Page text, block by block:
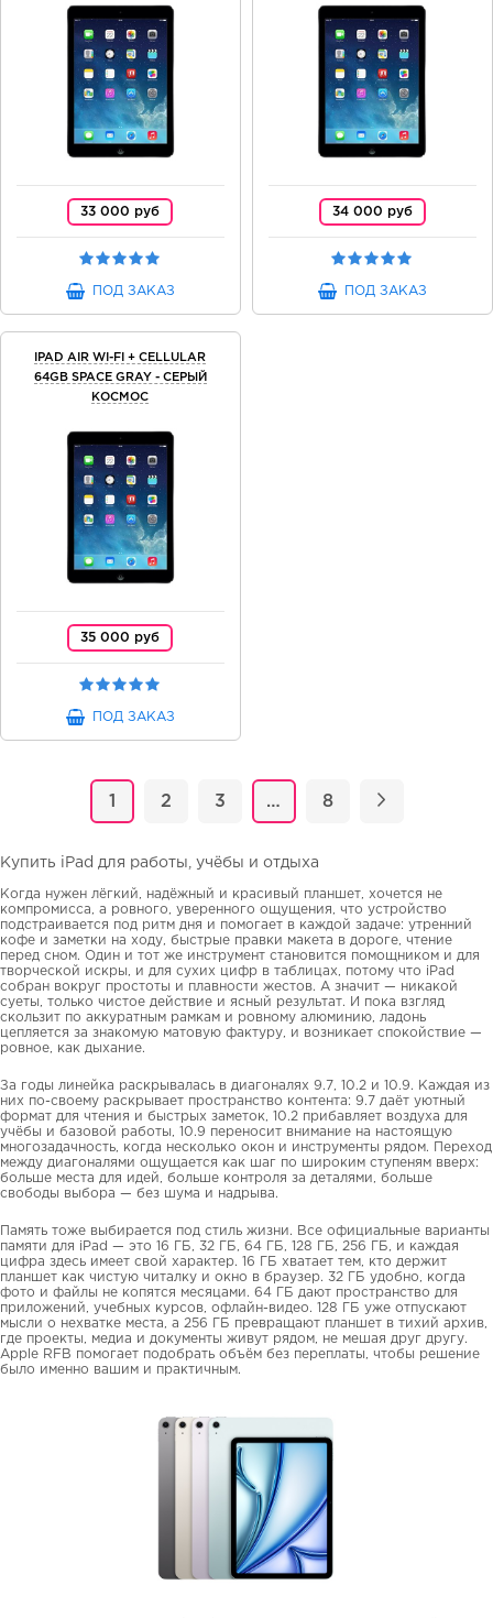
33 000 руб
ПОД ЗАКАЗ
34 000 руб
ПОД ЗАКАЗ
IPAD AIR WI-FI + CELLULAR
64GB SPACE GRAY - СЕРЫЙ
КОСМОС
35 000 руб
ПОД ЗАКАЗ
1 2 3 … 8
Купить iPad для работы, учёбы и отдыха
Когда нужен лёгкий, надёжный и красивый планшет, хочется не
компромисса, а ровного, уверенного ощущения, что устройство
подстраивается под ритм дня и помогает в каждой задаче: утренний
кофе и заметки на ходу, быстрые правки макета в дороге, чтение
перед сном. Один и тот же инструмент становится помощником и для
творческой искры, и для сухих цифр в таблицах, потому что iPad
собран вокруг простоты и плавности жестов. А значит — никакой
суеты, только чистое действие и ясный результат. И пока взгляд
скользит по аккуратным рамкам и ровному алюминию, ладонь
цепляется за знакомую матовую фактуру, и возникает спокойствие —
ровное, как дыхание.
За годы линейка раскрывалась в диагоналях 9.7, 10.2 и 10.9. Каждая из
них по-своему раскрывает пространство контента: 9.7 даёт уютный
формат для чтения и быстрых заметок, 10.2 прибавляет воздуха для
учёбы и базовой работы, 10.9 переносит внимание на настоящую
многозадачность, когда несколько окон и инструменты рядом. Переход
между диагоналями ощущается как шаг по широким ступеням вверх:
больше места для идей, больше контроля за деталями, больше
свободы выбора — без шума и надрыва.
Память тоже выбирается под стиль жизни. Все официальные варианты
памяти для iPad — это 16 ГБ, 32 ГБ, 64 ГБ, 128 ГБ, 256 ГБ, и каждая
цифра здесь имеет свой характер. 16 ГБ хватает тем, кто держит
планшет как чистую читалку и окно в браузер. 32 ГБ удобно, когда
фото и файлы не копятся месяцами. 64 ГБ дают пространство для
приложений, учебных курсов, офлайн-видео. 128 ГБ уже отпускают
мысли о нехватке места, а 256 ГБ превращают планшет в тихий архив,
где проекты, медиа и документы живут рядом, не мешая друг другу.
Apple RFB помогает подобрать объём без переплаты, чтобы решение
было именно вашим и практичным.